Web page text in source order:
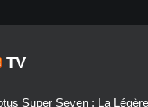
TV
Super Seven : La